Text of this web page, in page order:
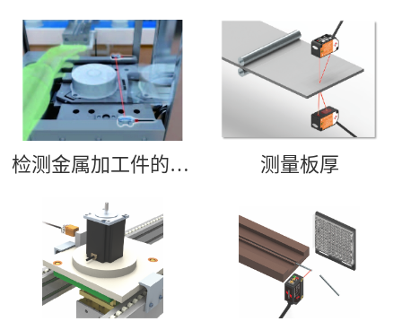
检测金属加工件的有无 测量板厚